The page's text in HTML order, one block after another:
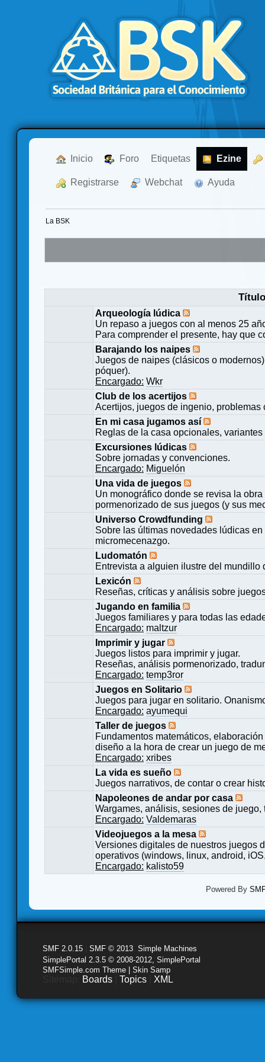
Inicio Foro Etiquetas Ezine
Registrarse Webchat Ayuda
La BSK
Título
Arqueología lúdica
Un repaso a juegos con al menos 25
Para comprender el presente, hay que
Barajando los naipes
Juegos de naipes (clásicos o
póquer).
Encargado: Wkr
Club de los acertijos
Acertijos, juegos de ingenio,
En mi casa jugamos así
Reglas de la casa opcionales,
Excursiones lúdicas
Sobre jornadas y convenciones.
Encargado: Miguelón
Una vida de juegos
Un monográfico donde se revisa la
pormenorizado de sus juegos (y sus
Universo Crowdfunding
Sobre las últimas novedades lúdicas
micromecenazgo.
Ludomatón
Entrevista a alguien ilustre del mundillo
Lexicón
Reseñas, críticas y análisis sobre
Jugando en familia
Juegos familiares y para todas las
Encargado: maltzur
Imprimir y jugar
Juegos listos para imprimir y jugar.
Reseñas, análisis pormenorizado,
Encargado: temp3ror
Juegos en Solitario
Juegos para jugar en solitario.
Encargado: ayumequi
Taller de juegos
Fundamentos matemáticos,
diseño a la hora de crear un juego de
Encargado: xribes
La vida es sueño
Juegos narrativos, de contar o crear
Napoleones de andar por casa
Wargames, análisis, sesiones de
Encargado: Valdemaras
Videojuegos a la mesa
Versiones digitales de nuestros juegos
operativos (windows, linux, android,
Encargado: kalisto59
Powered By
SMF 2.0.15 SMF © 2013 Simple Machines
SimplePortal 2.3.5 © 2008-2012, SimplePortal
SMFSimple.com Theme | Skin Samp
Boards Topics XML